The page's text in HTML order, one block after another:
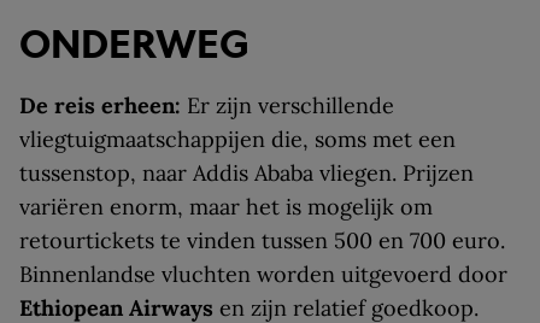
ONDERWEG
De reis erheen: Er zijn verschillende
vliegtuigmaatschappijen die, soms met een
tussenstop, naar Addis Ababa vliegen. Prijzen
variëren enorm, maar het is mogelijk om
retourtickets te vinden tussen 500 en 700 euro.
Binnenlandse vluchten worden uitgevoerd door
Ethiopean Airways en zijn relatief goedkoop.